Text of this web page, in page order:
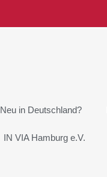
Neu in Deutschland?
IN VIA Hamburg e.V.